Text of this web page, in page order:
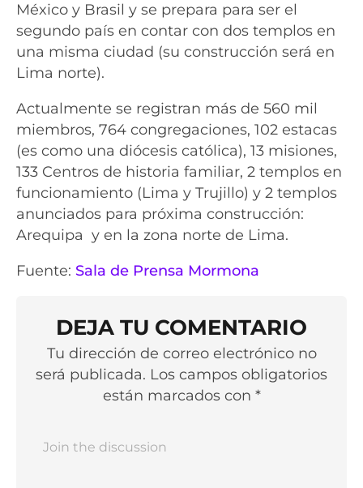
México y Brasil y se prepara para ser el
segundo país en contar con dos templos en
una misma ciudad (su construcción será en
Lima norte).
Actualmente se registran más de 560 mil
miembros, 764 congregaciones, 102 estacas
(es como una diócesis católica), 13 misiones,
133 Centros de historia familiar, 2 templos en
funcionamiento (Lima y Trujillo) y 2 templos
anunciados para próxima construcción:
Arequipa y en la zona norte de Lima.
Fuente: Sala de Prensa Mormona
DEJA TU COMENTARIO
Tu dirección de correo electrónico no
será publicada. Los campos obligatorios
están marcados con *